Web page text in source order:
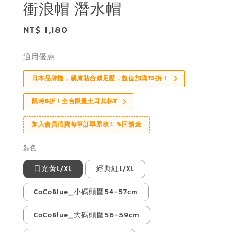
衝浪帽 潛水帽
Regular
NT$ 1,180
適用優惠
日本品牌拖，親膚貼合減足壓，超值加購75折！
限時8折！全台限量土耳其棉T
加入會員消費每筆訂單累積１％回饋金
顏色
日光黃L/XL 經典紅L/XL
CoCoBlue_小碼頭圍54-57cm
CoCoBlue_大碼頭圍56-59cm